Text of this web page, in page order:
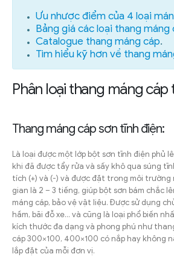
Ưu nhược điểm của 4 loại
Bảng giá các loại thang máng
Catalogue thang máng cáp.
Tìm hiểu kỹ hơn về thang
Phân loại thang máng
Thang máng cáp sơn tĩnh điện:
Là loại được một lớp bột sơn tĩnh điện phủ
khi đã được tẩy rửa và sấy khô qua súng
tích (+) và (-) và được đặt trong môi
gian là 2 – 3 tiếng, giúp bột sơn bám chắc
máng cáp, bảo vệ vật liệu. Được sử dụng
hầm, bãi đỗ xe… và cũng là loại phổ biến
kích thước đa dạng và phong phú như
cáp 300×100, 400×100 có nắp hay không
lắp đặt của mỗi đơn vị.